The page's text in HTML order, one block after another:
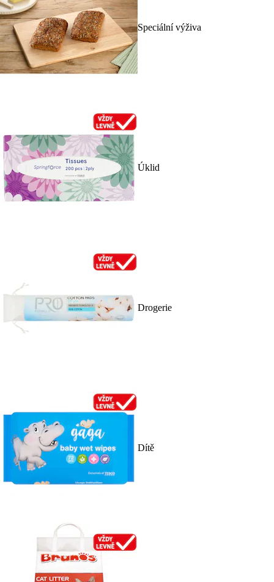
Speciální výživa
Úklid
Drogerie
Dítě